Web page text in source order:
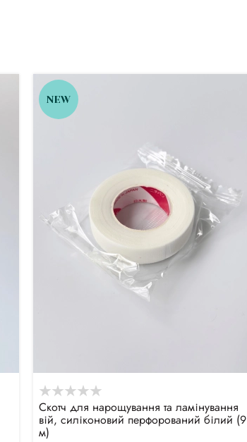
NEW
Скотч для нарощування та ламінування
вій, силіконовий перфорований білий (9
м)